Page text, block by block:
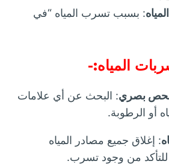
: بسبب تسرب المياه “في
المياه:-
بصري: البحث عن أي علامات
أو الرطوبة.
: إغلاق جميع مصادر المياه
للتأكد من وجود تسرب.